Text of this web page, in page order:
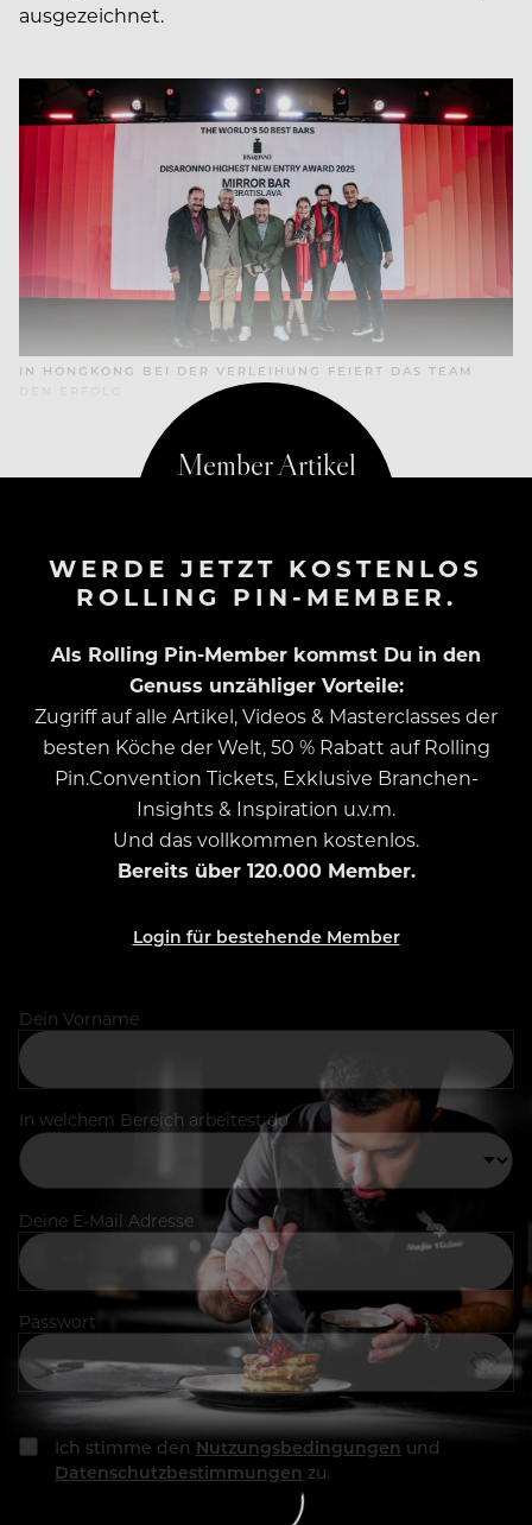
ausgezeichnet.
IN HONGKONG BEI DER VERLEIHUNG FEIERT DAS TEAM
WERDE JETZT KOSTENLOS
ROLLING PIN-MEMBER.
Als Rolling Pin-Member kommst Du in den
Genuss unzähliger Vorteile:
Zugriff auf alle Artikel, Videos & Masterclasses der
besten Köche der Welt, 50 % Rabatt auf Rolling
Pin.Convention Tickets, Exklusive Branchen-
Insights & Inspiration u.v.m.
Und das vollkommen kostenlos.
Bereits über 120.000 Member.
Login für bestehende Member
Dein Vorname
In welchem Bereich arbeitest du
Deine E-Mail Adresse
Passwort
Ich stimme den Nutzungsbedingungen und
Datenschutzbestimmungen zu.